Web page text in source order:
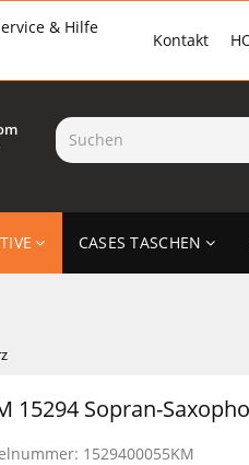
EMAIL-
Kontakt
& Hilfe
CASES TASCHEN
15294 Sopran-
1529400055KM